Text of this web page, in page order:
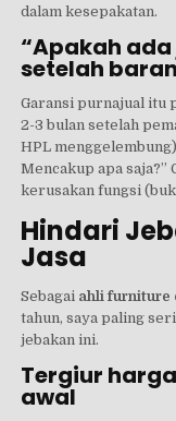
dalam kesepakatan.
“Apakah
setelah
Garansi purnajual itu
2-3 bulan setelah
HPL
Mencakup apa saja?”
kerusakan fungsi
Hindari
Jasa
Sebagai ahli furniture
tahun, saya paling
jebakan ini.
Tergiur
awal